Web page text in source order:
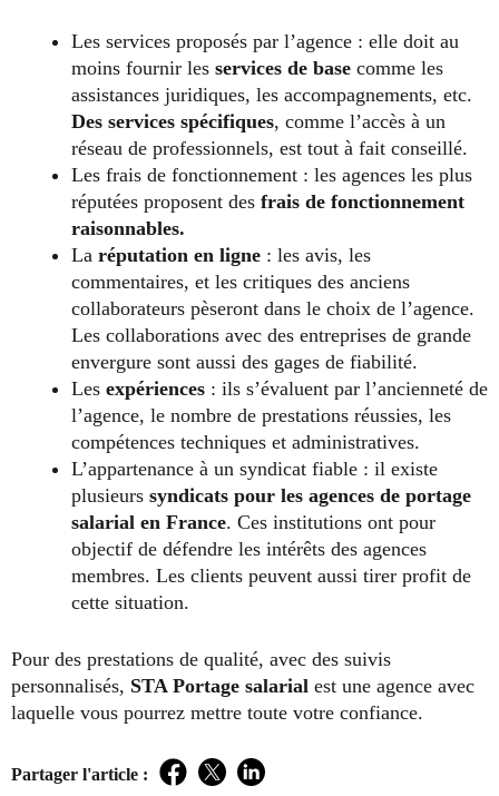
Les services proposés par l’agence : elle doit au
moins fournir les services de base comme les
assistances juridiques, les accompagnements, etc.
Des services spécifiques, comme l’accès à un
réseau de professionnels, est tout à fait conseillé.
Les frais de fonctionnement : les agences les plus
réputées proposent des frais de fonctionnement
raisonnables.
La réputation en ligne : les avis, les
commentaires, et les critiques des anciens
collaborateurs pèseront dans le choix de l’agence.
Les collaborations avec des entreprises de grande
envergure sont aussi des gages de fiabilité.
Les expériences : ils s’évaluent par l’ancienneté de
l’agence, le nombre de prestations réussies, les
compétences techniques et administratives.
L’appartenance à un syndicat fiable : il existe
plusieurs syndicats pour les agences de portage
salarial en France. Ces institutions ont pour
objectif de défendre les intérêts des agences
membres. Les clients peuvent aussi tirer profit de
cette situation.
Pour des prestations de qualité, avec des suivis
personnalisés, STA Portage salarial est une agence avec
laquelle vous pourrez mettre toute votre confiance.
Partager l'article : Facebook
TwitterLinkedIn